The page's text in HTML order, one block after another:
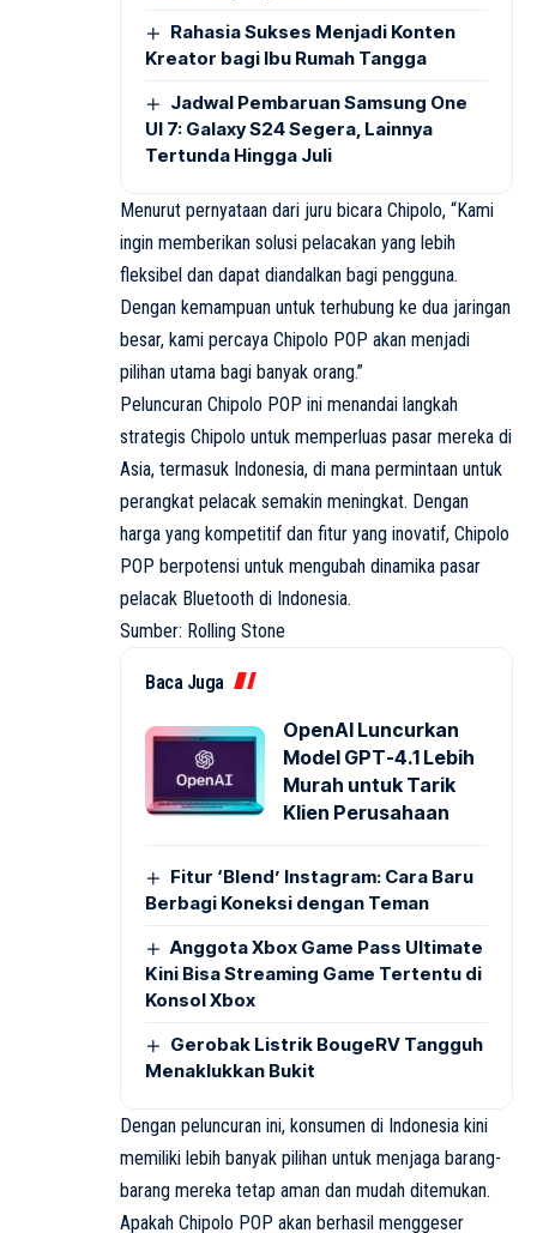
Rahasia Sukses Menjadi Konten
Kreator bagi Ibu Rumah Tangga
Jadwal Pembaruan Samsung One
UI 7: Galaxy S24 Segera, Lainnya
Tertunda Hingga Juli
Menurut pernyataan dari juru bicara Chipolo, “Kami
ingin memberikan solusi pelacakan yang lebih
fleksibel dan dapat diandalkan bagi pengguna.
Dengan kemampuan untuk terhubung ke dua jaringan
besar, kami percaya Chipolo POP akan menjadi
pilihan utama bagi banyak orang.”
Peluncuran Chipolo POP ini menandai langkah
strategis Chipolo untuk memperluas pasar mereka di
Asia, termasuk Indonesia, di mana permintaan untuk
perangkat pelacak semakin meningkat. Dengan
harga yang kompetitif dan fitur yang inovatif, Chipolo
POP berpotensi untuk mengubah dinamika pasar
pelacak Bluetooth di Indonesia.
Sumber: Rolling Stone
Baca Juga
OpenAI Luncurkan
Model GPT-4.1 Lebih
Murah untuk Tarik
Klien Perusahaan
Fitur ‘Blend’ Instagram: Cara Baru
Berbagi Koneksi dengan Teman
Anggota Xbox Game Pass Ultimate
Kini Bisa Streaming Game Tertentu di
Konsol Xbox
Gerobak Listrik BougeRV Tangguh
Menaklukkan Bukit
Dengan peluncuran ini, konsumen di Indonesia kini
memiliki lebih banyak pilihan untuk menjaga barang-
barang mereka tetap aman dan mudah ditemukan.
Apakah Chipolo POP akan berhasil menggeser